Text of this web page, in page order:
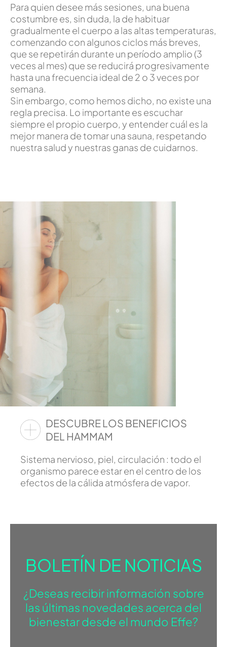
Para quien desee más sesiones, una buena
costumbre es, sin duda, la de habituar
gradualmente el cuerpo a las altas temperaturas,
comenzando con algunos ciclos más breves,
que se repetirán durante un período amplio (3
veces al mes) que se reducirá progresivamente
hasta una frecuencia ideal de 2 o 3 veces por
semana.
Sin embargo, como hemos dicho, no existe una
regla precisa. Lo importante es escuchar
siempre el propio cuerpo, y entender cuál es la
mejor manera de tomar una sauna, respetando
nuestra salud y nuestras ganas de cuidarnos.
DESCUBRE LOS BENEFICIOS
DEL HAMMAM
Sistema nervioso, piel, circulación : todo el
organismo parece estar en el centro de los
efectos de la cálida atmósfera de vapor.
BOLETÍN DE NOTICIAS
¿Deseas recibir información sobre
las últimas novedades acerca del
bienestar desde el mundo Effe?